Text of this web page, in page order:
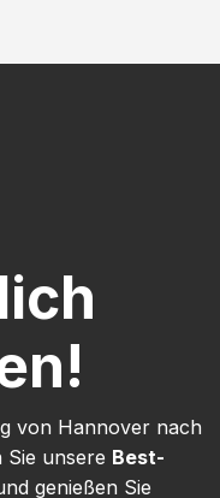
von Hannover nach
unsere Best-
genießen Sie